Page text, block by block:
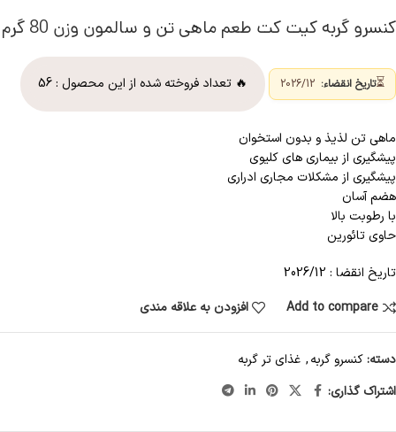
کنسرو گربه کیت کت طعم ماهی تن و سالمون وزن 80 گرم
⏳تاریخ انقضاء: 🔥 تعداد فروخته شده از این محصول :56
ماهی تن لذیذ و بدون استخوان
پیشگیری از بیماری های کلیوی
پیشگیری از مشکلات مجاری ادراری
هضم آسان
با رطوبت بالا
حاوی تائورین
تاریخ انقضا : 2026/12
Add to compare
افزودن به علاقه مندی
دسته:کنسرو گربه, غذای تر گربه
اشتراک گذاری: